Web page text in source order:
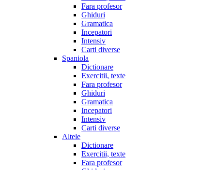
Fara profesor
Ghiduri
Gramatica
Incepatori
Intensiv
Carti diverse
Spaniola
Dictionare
Exercitii, texte
Fara profesor
Ghiduri
Gramatica
Incepatori
Intensiv
Carti diverse
Altele
Dictionare
Exercitii, texte
Fara profesor